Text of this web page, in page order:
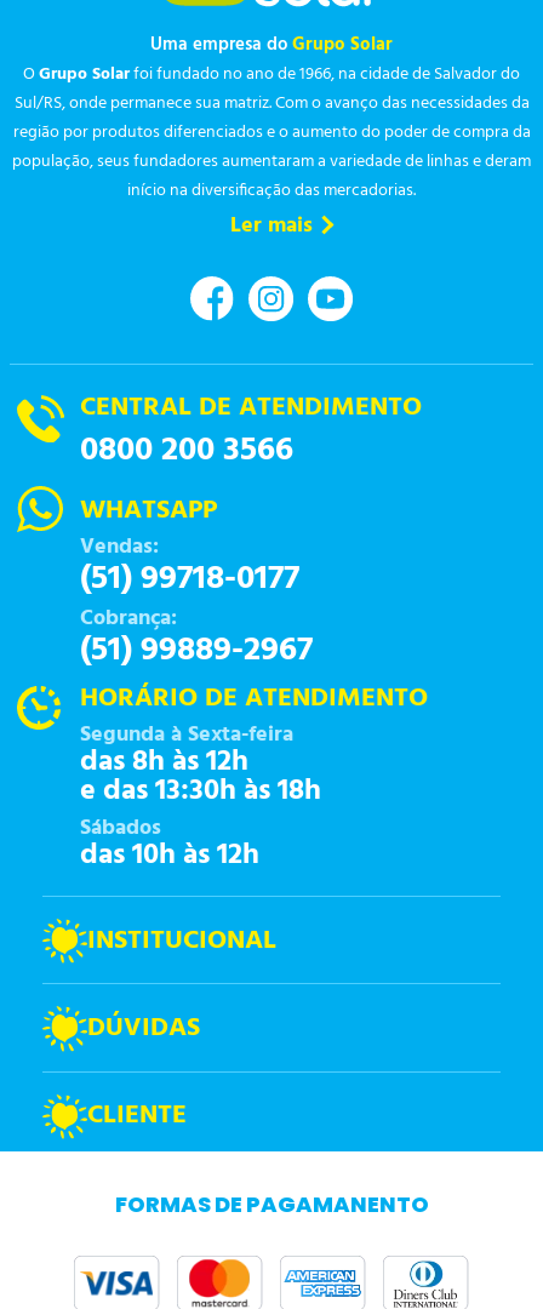
Uma empresa doGrupo Solar
OGrupo Solarfoi fundado no ano de 1966, na cidade de Salvador do
Sul/RS, onde permanece sua matriz. Com o avanço das necessidades da
região por produtos diferenciados e o aumento do poder de compra da
população, seus fundadores aumentaram a variedade de linhas e deram
início na diversificação das mercadorias.
Ler mais
CENTRAL DE ATENDIMENTO
0800 200 3566
WHATSAPP
Vendas:
(51) 99718-0177
Cobrança:
(51) 99889-2967
HORÁRIO DE ATENDIMENTO
Segunda à Sexta-feira
das 8h às 12h
e das 13:30h às 18h
Sábados
das 10h às 12h
INSTITUCIONAL
DÚVIDAS
CLIENTE
FORMAS DE PAGAMANENTO